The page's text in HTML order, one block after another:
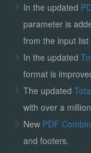
In the updated
parameter is
from the input
In the updated
format is
The updated
with over a
New PDF
and footers.